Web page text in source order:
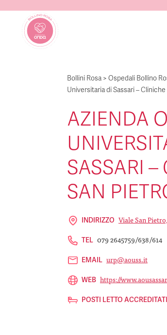
Bollini Rosa > Ospedali Bollino
Universitaria di Sassari –
AZIENDA
SASSARI
SAN
INDIRIZZO Viale San
TEL 079 2645759/638/614
EMAIL urp@aouss.it
WEB https://
POSTI LETTO ACCREDITATI